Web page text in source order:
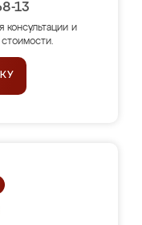
13
консультации и